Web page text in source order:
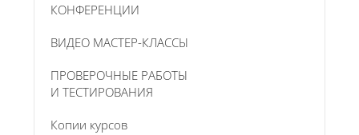
КОНФЕРЕНЦИИ
ВИДЕО МАСТЕР-КЛАССЫ
ПРОВЕРОЧНЫЕ РАБОТЫ
И ТЕСТИРОВАНИЯ
Копии курсов